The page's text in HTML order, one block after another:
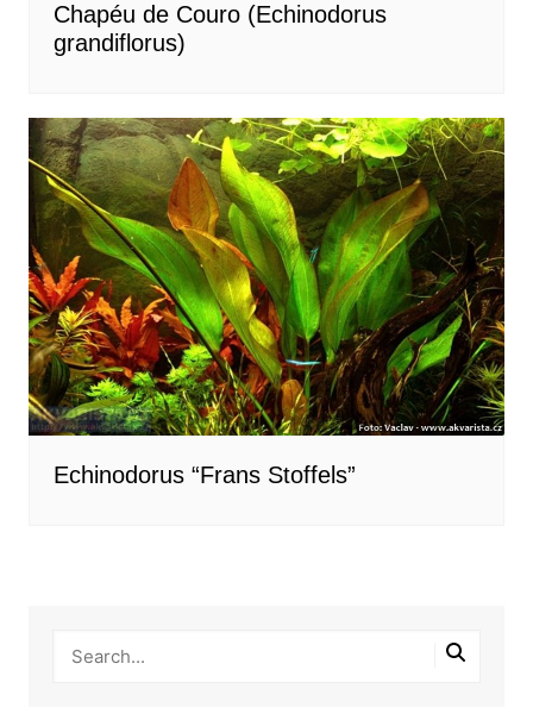
Chapéu de Couro (Echinodorus
grandiflorus)
Echinodorus “Frans Stoffels”